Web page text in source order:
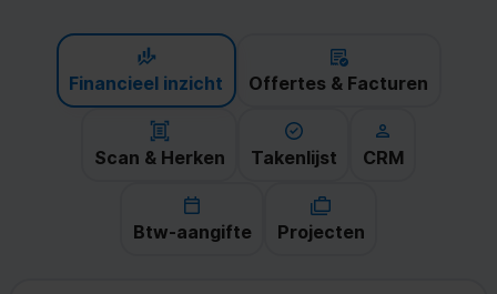
Financieel inzicht Offertes & Facturen
Scan & Herken Takenlijst CRM
Btw-aangifte Projecten